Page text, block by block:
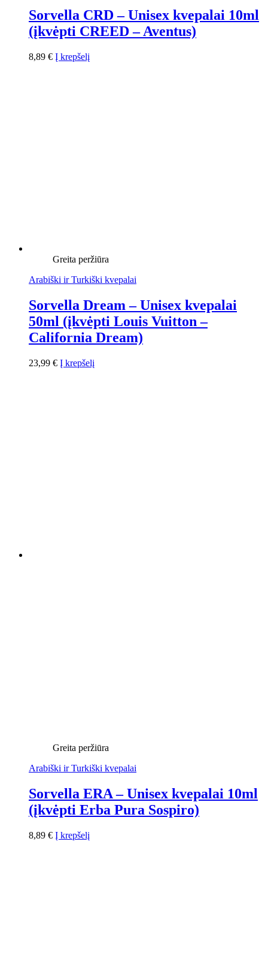
Sorvella CRD – Unisex kvepalai 10ml
(įkvėpti CREED – Aventus)
8,89 € Į krepšelį
Greita peržiūra
Arabiški ir Turkiški kvepalai
Sorvella Dream – Unisex kvepalai
50ml (įkvėpti Louis Vuitton –
California Dream)
23,99 € Į krepšelį
Greita peržiūra
Arabiški ir Turkiški kvepalai
Sorvella ERA – Unisex kvepalai 10ml
(įkvėpti Erba Pura Sospiro)
8,89 € Į krepšelį